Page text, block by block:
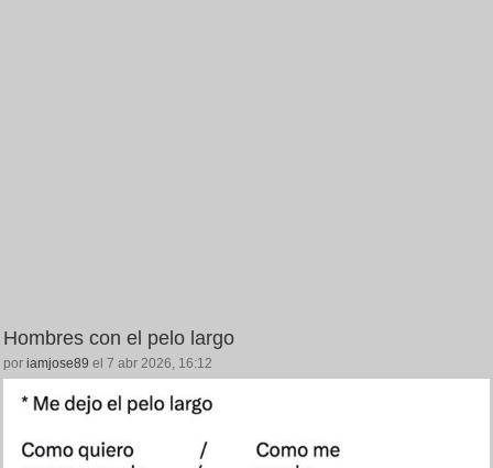
Hombres con el pelo largo
por iamjose89 el 7 abr 2026, 16:12